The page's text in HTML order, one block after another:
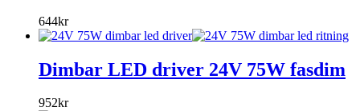
644kr
Dimbar LED driver 24V 75W fasdim
952kr